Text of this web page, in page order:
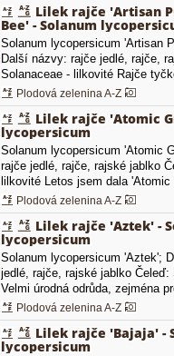
Lilek rajče 'Artisan
Bee' - Solanum
Solanum lycopersicum 'Artisan
Další názvy: rajče jedlé, rajče,
Solanaceae - lilkovité Rajče
Purple Bumble Bee' - větší
purpurovou dužinou a žíhanou
Plodová zelenina A-Z
Lilek rajče 'Atomic
lycopersicum
Solanum lycopersicum 'Atomic
rajče jedlé, rajče, rajské jablko
lilkovité Letos jsem dala 'Atomic
rostlinky, opravdu jsou dobré,
Plodová zelenina A-Z
Lilek rajče 'Aztek' -
lycopersicum
Solanum lycopersicum 'Aztek';
jedlé, rajče, rajské jablko Čeleď:
Velmi úrodná odrůda, zejména
Ideální pro pěstování v
truhlících např. na balkonech.
kulaté o hmotnosti 15 až 20 g.
Plodová zelenina A-Z
Lilek rajče 'Bajaja' -
lycopersicum